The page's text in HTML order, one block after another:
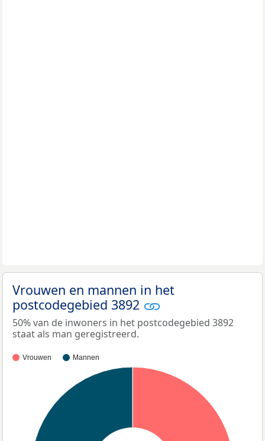
Vrouwen en mannen in het
postcodegebied 3892
50% van de inwoners in het postcodegebied 3892
staat als man geregistreerd.
Vrouwen Mannen